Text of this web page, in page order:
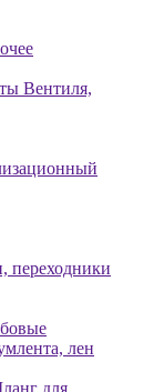
Вентиля,
переходники
лен
для